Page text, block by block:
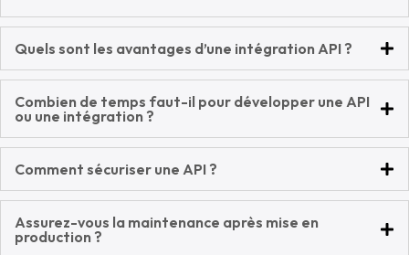
Quels sont les avantages d’une intégration API ?
Combien de temps faut-il pour développer une API
ou une intégration ?
Comment sécuriser une API ?
Assurez-vous la maintenance après mise en
production ?